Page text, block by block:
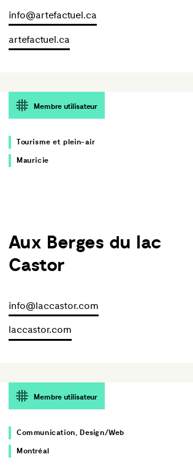
info@artefactuel.ca
artefactuel.ca
Membre utilisateur
Tourisme et plein-air
Mauricie
Aux Berges du lac
Castor
info@laccastor.com
laccastor.com
Membre utilisateur
Communication, Design/Web
Montréal